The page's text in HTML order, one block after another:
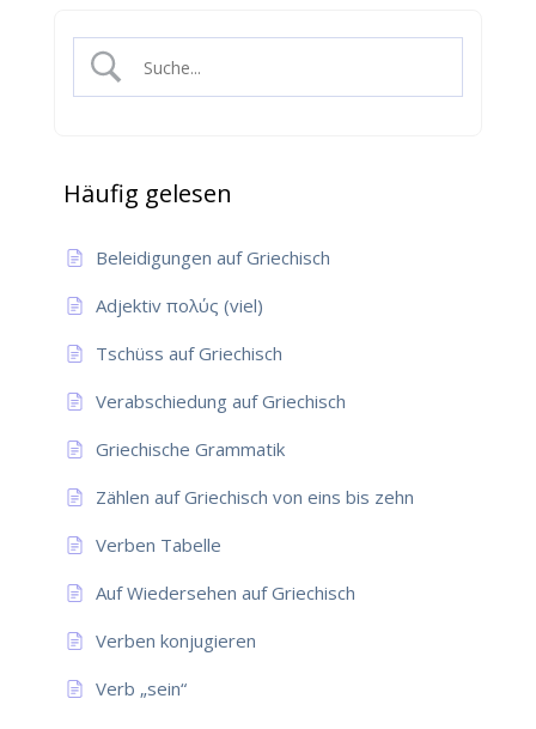
Häufig gelesen
Beleidigungen auf Griechisch
Adjektiv πολύς (viel)
Tschüss auf Griechisch
Verabschiedung auf Griechisch
Griechische Grammatik
Zählen auf Griechisch von eins bis zehn
Verben Tabelle
Auf Wiedersehen auf Griechisch
Verben konjugieren
Verb „sein“